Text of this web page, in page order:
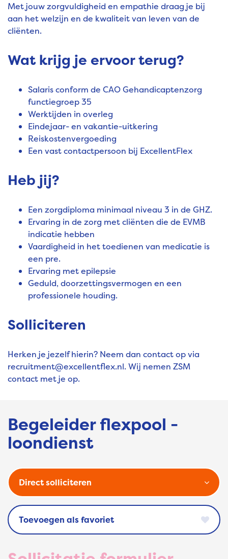
Met jouw zorgvuldigheid en empathie draag je bij
aan het welzijn en de kwaliteit van leven van de
cliënten.
Wat krijg je ervoor terug?
Salaris conform de CAO Gehandicaptenzorg
functiegroep 35
Werktijden in overleg
Eindejaar- en vakantie-uitkering
Reiskostenvergoeding
Een vast contactpersoon bij ExcellentFlex
Heb jij?
Een zorgdiploma minimaal niveau 3 in de GHZ.
Ervaring in de zorg met cliënten die de EVMB
indicatie hebben
Vaardigheid in het toedienen van medicatie is
een pre.
Ervaring met epilepsie
Geduld, doorzettingsvermogen en een
professionele houding.
Solliciteren
Herken je jezelf hierin? Neem dan contact op via
recruitment@excellentflex.nl. Wij nemen ZSM
contact met je op.
Begeleider flexpool -
loondienst
Direct solliciteren
favoriet